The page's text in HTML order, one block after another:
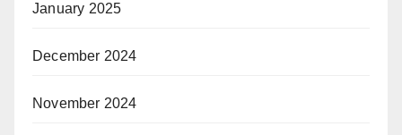
January 2025
December 2024
November 2024